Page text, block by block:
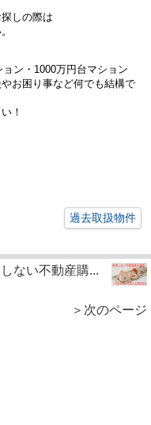
しの際は
ン・ 1000万円台マション
お困り事など何でも結構で
！
過去取扱物件
ない不動産購...
＞次のページ